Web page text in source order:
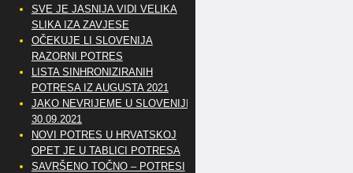
SVE JE JASNIJA VIDI VELIKA
SLIKA IZA ZAVJESE
OČEKUJE LI SLOVENIJA
RAZORNI POTRES
LISTA SINHRONIZIRANIH
POTRESA IZ AUGUSTA 2021
JAKO NEVRIJEME U SLOVENIJI
30.09.2021
NOVI POTRES U HRVATSKOJ
OPET JE U TABLICI POTRESA
SAVRŠENO TOČNO – POTRESI